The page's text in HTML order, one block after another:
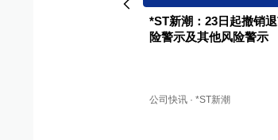
*ST新潮：23日起撤销
险警示及其他风险警示
公司快讯 · *ST新潮